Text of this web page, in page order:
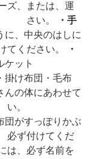
または、運
い。
・手
、中央のはしに
さい。
・
ット
団・毛布
あわせて
ぽりかぶ
けてくだ
ず名前を